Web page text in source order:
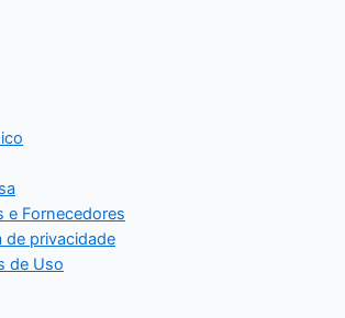
e Fornecedores
de privacidade
de Uso